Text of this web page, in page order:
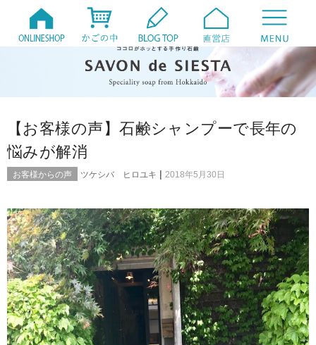
【お客様の声】石鹸シャンプーで長年の
悩みが解消
お客様からの声 ツケシバ ヒロユキ | 2018年5月30日